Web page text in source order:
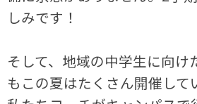
しみです！
そして、地域の中学生に向け
もこの夏はたくさん開催して